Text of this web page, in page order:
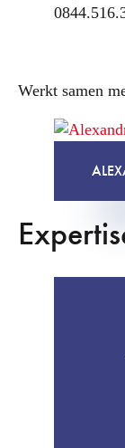
Werkt samen